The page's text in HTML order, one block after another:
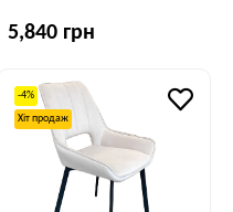
5,840 грн
-4%
Хіт продаж